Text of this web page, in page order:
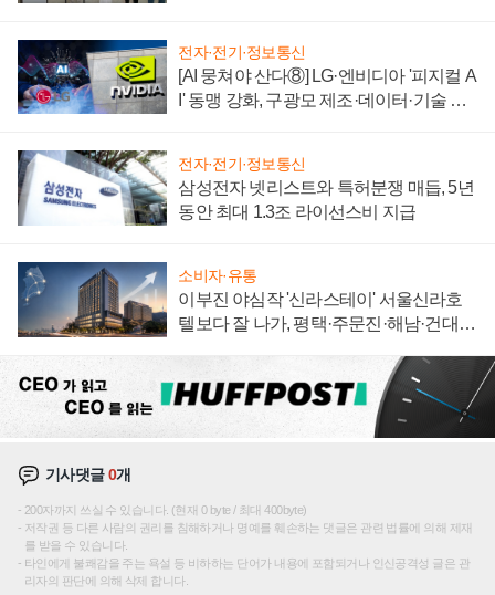
전자·전기·정보통신
[AI 뭉쳐야 산다⑧] LG·엔비디아 '피지컬 A
I' 동맹 강화, 구광모 제조·데이터·기술 결
전자·전기·정보통신
삼성전자 넷리스트와 특허분쟁 매듭, 5년
동안 최대 1.3조 라이선스비 지급
소비자·유통
이부진 야심작 '신라스테이' 서울신라호
텔보다 잘 나가, 평택·주문진·해남·건대로
기사댓글0개
200자까지 쓰실 수 있습니다. (현재 0 byte / 최대 400byte)
저작권 등 다른 사람의 권리를 침해하거나 명예를 훼손하는 댓글은 관련 법률에 의해 제재
를 받을 수 있습니다.
타인에게 불쾌감을 주는 욕설 등 비하하는 단어가 내용에 포함되거나 인신공격성 글은 관
리자의 판단에 의해 삭제 합니다.